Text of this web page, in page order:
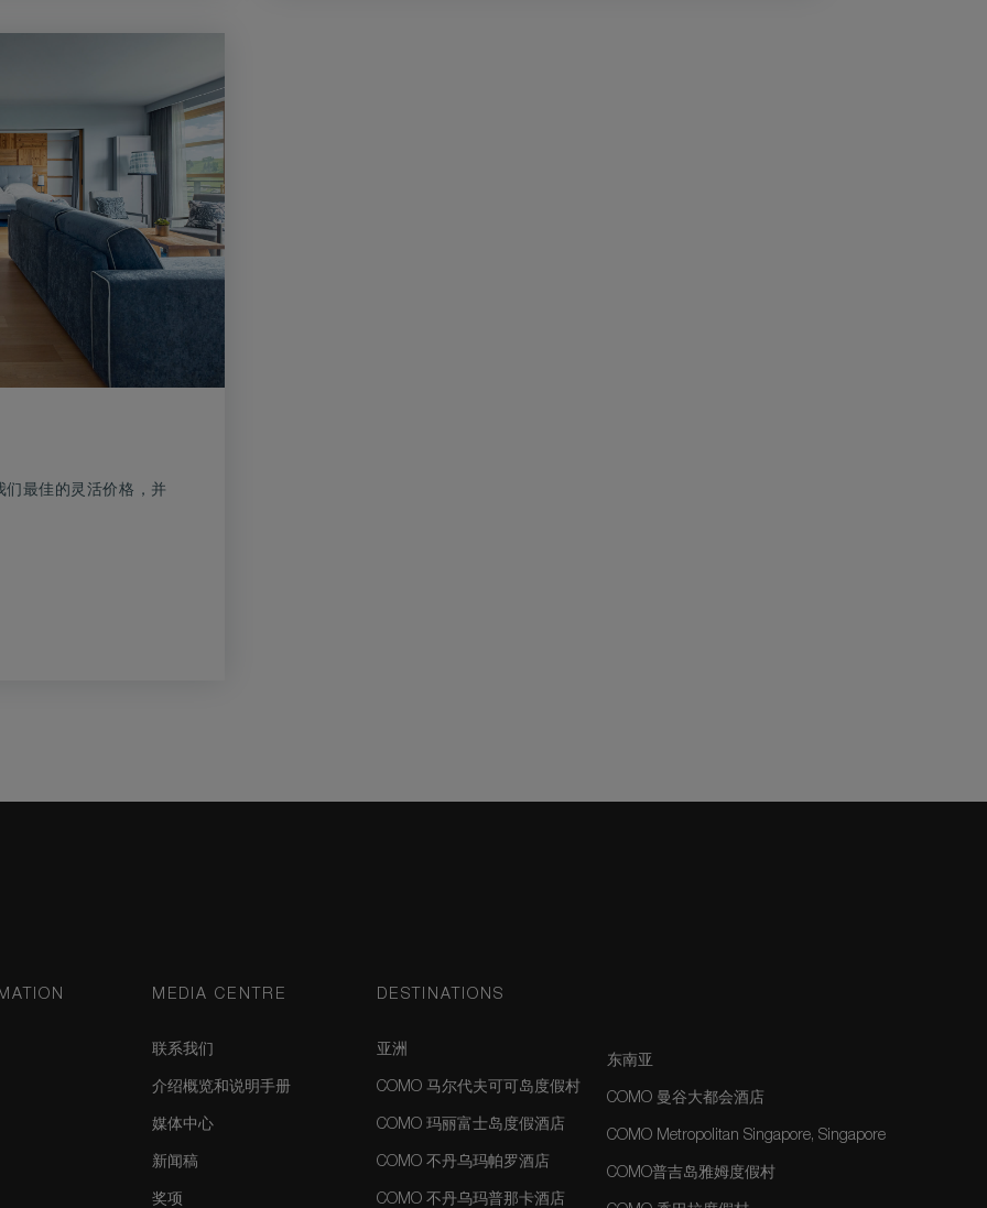
最佳的灵活价格，并
MEDIA CENTRE
联系我们
介绍概览和说明手册
媒体中心
新闻稿
奖项
DESTINATIONS
亚洲
COMO 马尔代夫可可岛度假村
COMO 玛丽富士岛度假酒店
COMO 不丹乌玛帕罗酒店
COMO 不丹乌玛普那卡酒店
东南亚
COMO 曼谷大都会酒店
COMO Metropolitan Singapore, Singapore
COMO普吉岛雅姆度假村